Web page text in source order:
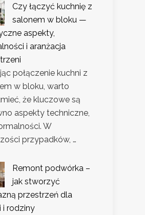
Czy łączyć kuchnię z
salonem w bloku —
aspekty,
i aranżacja
połączenie kuchni z
w bloku, warto
że kluczowe są
aspekty techniczne,
W
przypadków, …
Remont podwórka –
jak stworzyć
przestrzeń dla
i rodziny